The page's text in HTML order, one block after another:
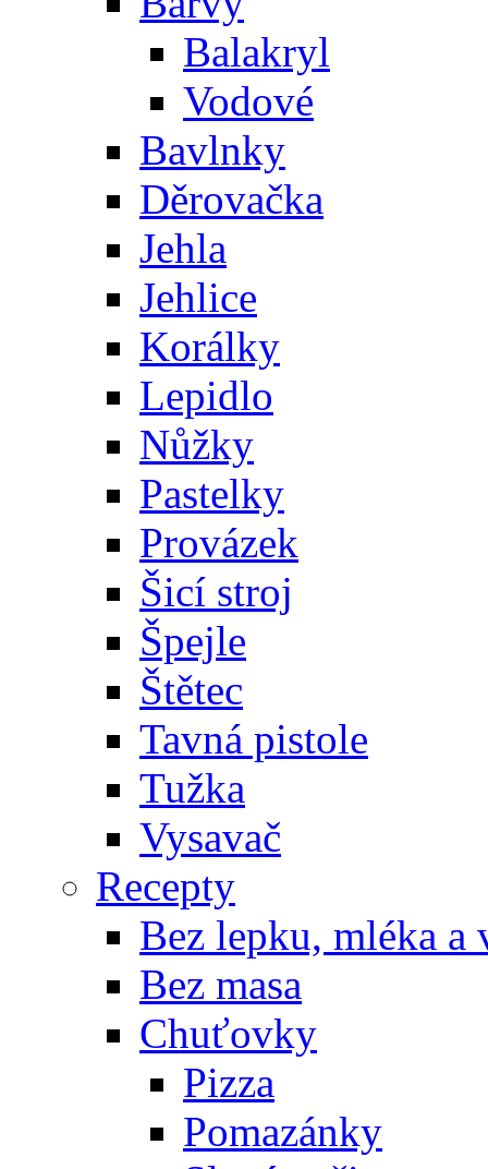
Balakryl
Vodové
Bavlnky
Děrovačka
Jehla
Jehlice
Korálky
Lepidlo
Nůžky
Pastelky
Provázek
Šicí stroj
Špejle
Štětec
Tavná pistole
Tužka
Vysavač
Recepty
Bez lepku, mléka a
Bez masa
Chuťovky
Pizza
Pomazánky